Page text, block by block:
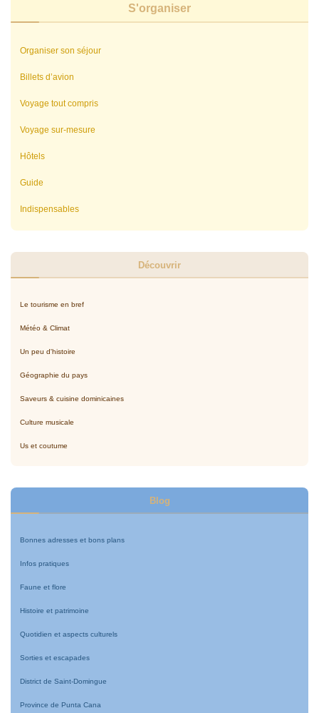
S'organiser
Organiser son séjour
Billets d’avion
Voyage tout compris
Voyage sur-mesure
Hôtels
Guide
Indispensables
Découvrir
Le tourisme en bref
Météo & Climat
Un peu d'histoire
Géographie du pays
Saveurs & cuisine dominicaines
Culture musicale
Us et coutume
Blog
Bonnes adresses et bons plans
Infos pratiques
Faune et flore
Histoire et patrimoine
Quotidien et aspects culturels
Sorties et escapades
District de Saint-Domingue
Province de Punta Cana